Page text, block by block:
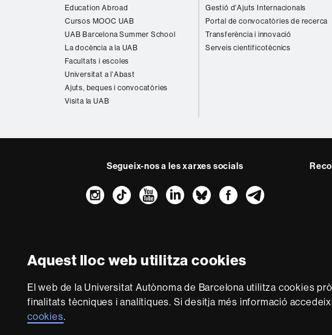
Aquest lloc web utilitza cookies
El web de la Universitat Autònoma de Barcelona utilitza cookies
finalitats tècniques i analítiques. Si desitja més informació
cookies.
Education Abroad
Cursos MOOC UAB
UAB Barcelona Summer School
La docència a la UAB
Facultats i escoles
Universitat a l'Abast
Ajuts, beques i convocatòries
Visita la UAB
Gestió d'Ajuts Internacionals
Portal de convocatòries de recerca
Transferència i innovació
Serveis cientificotècnics
Segueix-nos a les xarxes socials
Instagram
TikTokYouTube
LinkedIn
BlueskyFacebook
Telegram
web
Avís legal
Som una universitat
multidisciplinària i flexible,
del coneixement. La UAB és